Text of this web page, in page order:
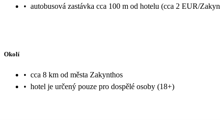
• autobusová zastávka cca 100 m od hotelu (cca 2 EUR/
Okolí
• cca 8 km od města Zakynthos
• hotel je určený pouze pro dospělé osoby (18+)